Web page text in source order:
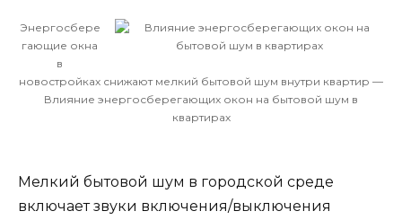
Энергосбере
гающие окна
в
новостройках снижают мелкий бытовой шум внутри квартир —
Влияние энергосберегающих окон на бытовой шум в
квартирах
Мелкий бытовой шум в городской среде
включает звуки включения/выключения